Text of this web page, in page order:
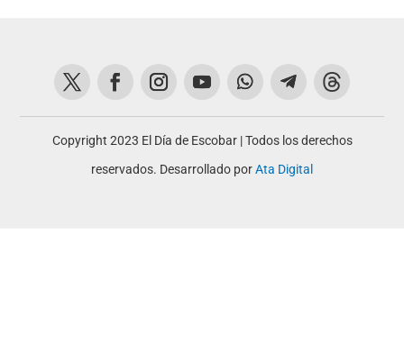
Copyright 2023 El Día de Escobar | Todos los derechos
reservados. Desarrollado porAta Digital